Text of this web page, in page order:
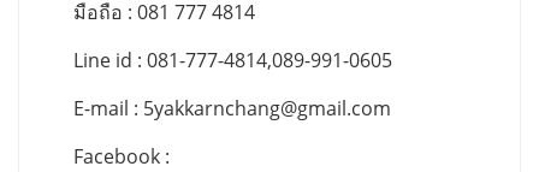
มือถือ : 081 777 4814
Line id : 081-777-4814,089-991-0605
E-mail : 5yakkarnchang@gmail.com
Facebook :